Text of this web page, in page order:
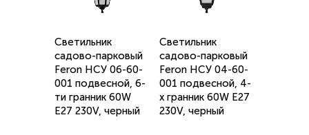
Светильник
садово-парковый
Feron НСУ 06-60-
001 подвесной, 6-
ти гранник 60W
E27 230V, черный
Светильник
садово-парковый
Feron НСУ 04-60-
001 подвесной, 4-
х гранник 60W E27
230V, черный